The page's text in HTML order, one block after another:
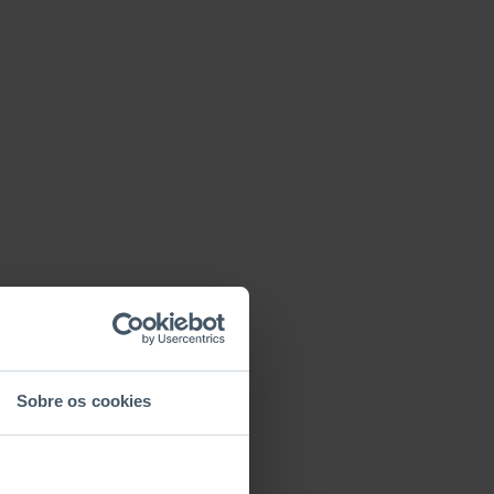
Sobre os cookies